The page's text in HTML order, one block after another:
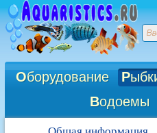
Оборудование Р
Водоемы